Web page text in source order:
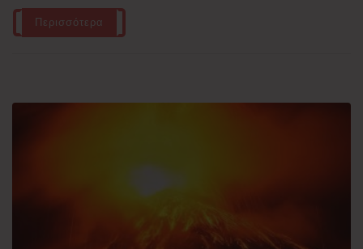
Περισσότερα